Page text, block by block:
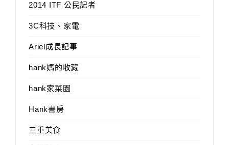
2014 ITF 公民記者
3C科技、家電
Ariel成長記事
hank媽的收藏
hank家菜園
Hank書房
三重美食